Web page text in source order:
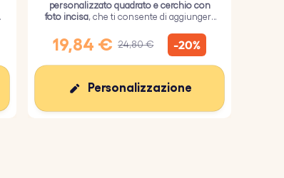
personalizzato quadrato e cerchio con
foto incisa, che ti consente di aggiungere
quadrato e un testo sul cerchio.
19,84 € 24,80 € -20%
Personalizzazione